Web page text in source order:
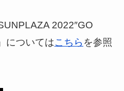
2022″GO
についてはこちら を参照